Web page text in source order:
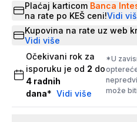
Plaćaj karticom Banca
na rate po KEŠ ceni!Vidi
Kupovina na rate uz web
Vidi više
Očekivani rok za
isporuku je od 2 do
4 radnih
dana* Vidi više
*U
može